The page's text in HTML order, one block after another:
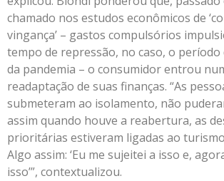
chamado nos estudos econômicos de
vingança’ – gastos compulsórios
tempo de repressão, no caso, o
da pandemia – o consumidor entrou
readaptação de suas finanças. “As
submeteram ao isolamento, não
assim quando houve a reabertura, as
prioritárias estiveram ligadas ao
Algo assim: ‘Eu me sujeitei a isso e,
isso’”, contextualizou.